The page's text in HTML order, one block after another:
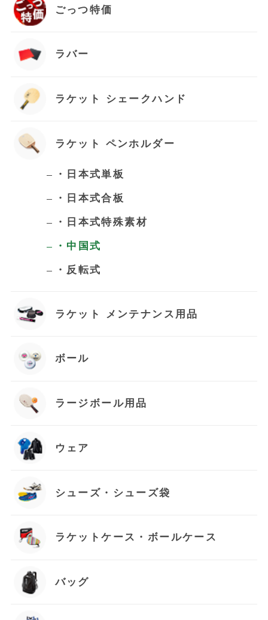
お買い物を続ける
カートへ進む
ごっつ特価
ラバー
ラケット シェークハンド
ラケット ペンホルダー
・日本式単板
・日本式合板
・日本式特殊素材
・中国式
・反転式
ラケット メンテナンス用品
ボール
ラージボール用品
ウェア
シューズ・シューズ袋
ラケットケース・ボールケース
バッグ